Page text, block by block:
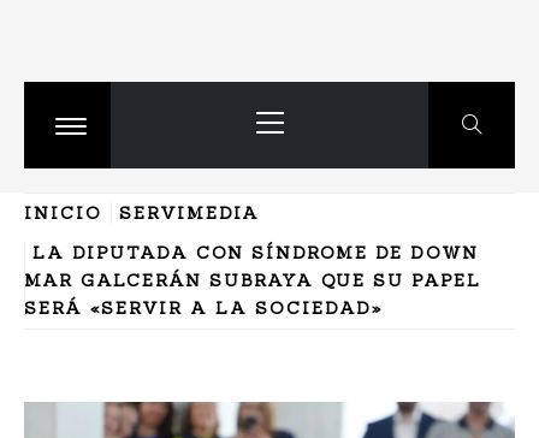
Cambiar
principal
INICIO
SERVIMEDIA
LA DIPUTADA CON SÍNDROME DE DOWN
MAR GALCERÁN SUBRAYA QUE SU PAPEL
SERÁ «SERVIR A LA SOCIEDAD»